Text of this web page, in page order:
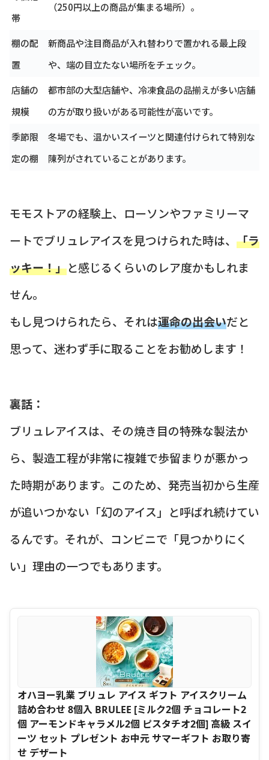
帯
（250円以上の商品が集まる場所）。
棚の配
置
新商品や注目商品が入れ替わりで置かれる最上段
や、端の目立たない場所をチェック。
店舗の
規模
都市部の大型店舗や、冷凍食品の品揃えが多い店舗
の方が取り扱いがある可能性が高いです。
季節限
定の棚
冬場でも、温かいスイーツと関連付けられて特別な
陳列がされていることがあります。
モモストアの経験上、ローソンやファミリーマ
ートでブリュレアイスを見つけられた時は、 「ラ
ッキー！」と感じるくらいのレア度かもしれま
せん。
もし見つけられたら、それは運命の出会いだと
思って、迷わず手に取ることをお勧めします！
裏話：
ブリュレアイスは、その焼き目の特殊な製法か
ら、製造工程が非常に複雑で歩留まりが悪かっ
た時期があります。このため、発売当初から生産
が追いつかない「幻のアイス」と呼ばれ続けてい
るんです。それが、コンビニで「見つかりにく
い」理由の一つでもあります。
オハヨー乳業 ブリュレ アイス ギフト アイスクリーム
詰め合わせ 8個入 BRULEE [ミルク2個 チョコレート2
個 アーモンドキャラメル2個 ピスタチオ2個] 高級 スイ
ーツ セット プレゼント お中元 サマーギフト お取り寄
せ デザート